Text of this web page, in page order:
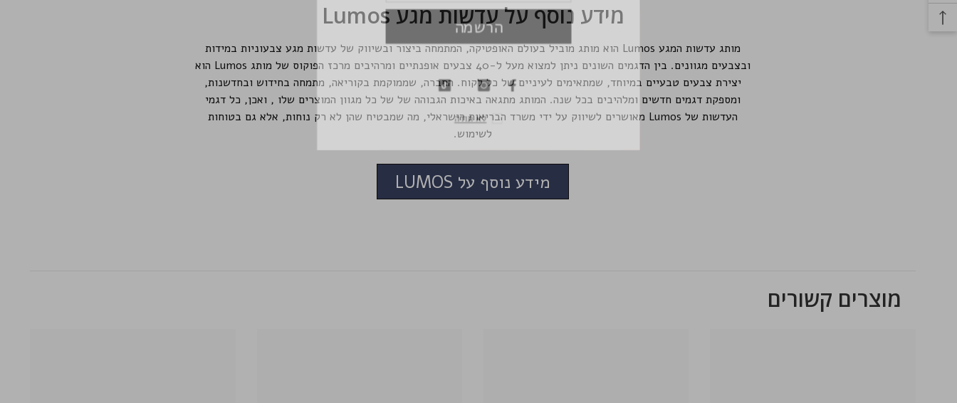
מידע נוסף על עדשות מגע Lumos
מותג עדשות המגע Lumos הוא מותג מוביל בעולם האופטיקה, המתמחה ביצור ובשיווק של עדשות מגע צבעוניות במידות
ובצבעים מגוונים. בין הדגמים השונים ניתן למצוא מעל ל-40 צבעים אופנתיים ומרהיבים מרכז הפוקוס של מותג Lumos הוא
יצירת צבעים טבעיים במיוחד, שמתאימים לעיניים של כל לקוח. החברה, שממוקמת בקוריאה, מתמחה בחידוש ובחדשנות,
ומספקת דגמים חדשים ומלהיבים בכל שנה. המותג מתגאה באיכות הגבוהה של של כל מגוון המוצרים שלו , ואכן, כל דגמי
העדשות של Lumos מאושרים לשיווק על ידי משרד הבריאות הישראלי, מה שמבטיח שהן לא רק נוחות, אלא גם בטוחות
לשימוש.
מידע נוסף על LUMOS
מוצרים קשורים
הרשמה
לא תודה